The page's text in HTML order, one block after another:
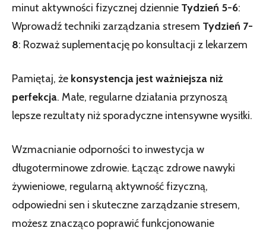
minut aktywności fizycznej dziennie Tydzień 5-6:
Wprowadź techniki zarządzania stresem Tydzień 7-
8: Rozważ suplementację po konsultacji z lekarzem
Pamiętaj, że konsystencja jest ważniejsza niż
perfekcja. Małe, regularne działania przynoszą
lepsze rezultaty niż sporadyczne intensywne wysiłki.
Wzmacnianie odporności to inwestycja w
długoterminowe zdrowie. Łącząc zdrowe nawyki
żywieniowe, regularną aktywność fizyczną,
odpowiedni sen i skuteczne zarządzanie stresem,
możesz znacząco poprawić funkcjonowanie